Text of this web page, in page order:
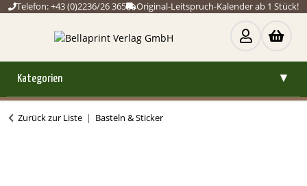
Telefon: +43 (0)2236/26 365 Original-Leitspruch-Kalender ab 1 Stück!
Kategorien ▼
Zurück zur Liste Basteln & Sticker